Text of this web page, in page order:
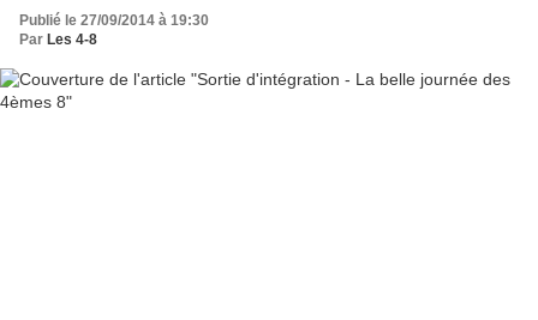
Publié le 27/09/2014 à 19:30
Par Les 4-8